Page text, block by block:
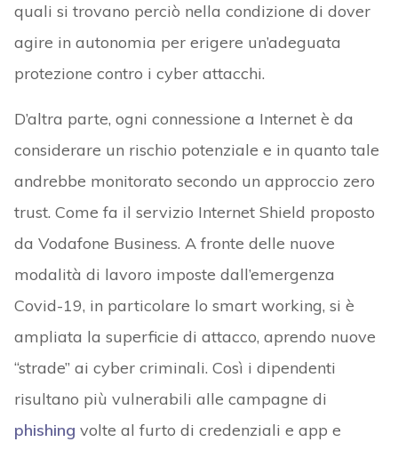
quali si trovano perciò nella condizione di dover
agire in autonomia per erigere un’adeguata
protezione contro i cyber attacchi.
D’altra parte, ogni connessione a Internet è da
considerare un rischio potenziale e in quanto tale
andrebbe monitorato secondo un approccio zero
trust. Come fa il servizio Internet Shield proposto
da Vodafone Business. A fronte delle nuove
modalità di lavoro imposte dall’emergenza
Covid-19, in particolare lo smart working, si è
ampliata la superficie di attacco, aprendo nuove
“strade” ai cyber criminali. Così i dipendenti
risultano più vulnerabili alle campagne di
phishing volte al furto di credenziali e app e